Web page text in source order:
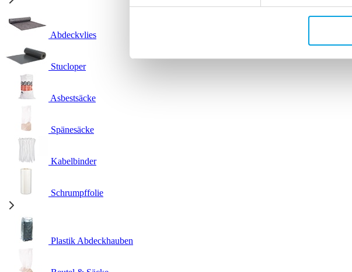
Abdeckvlies
Stucloper
Asbestsäcke
Spänesäcke
Kabelbinder
Schrumpffolie
Plastik Abdeckhauben